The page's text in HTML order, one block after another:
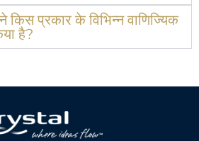
प्रकार के विभिन्न वाणिज्यिक
है?